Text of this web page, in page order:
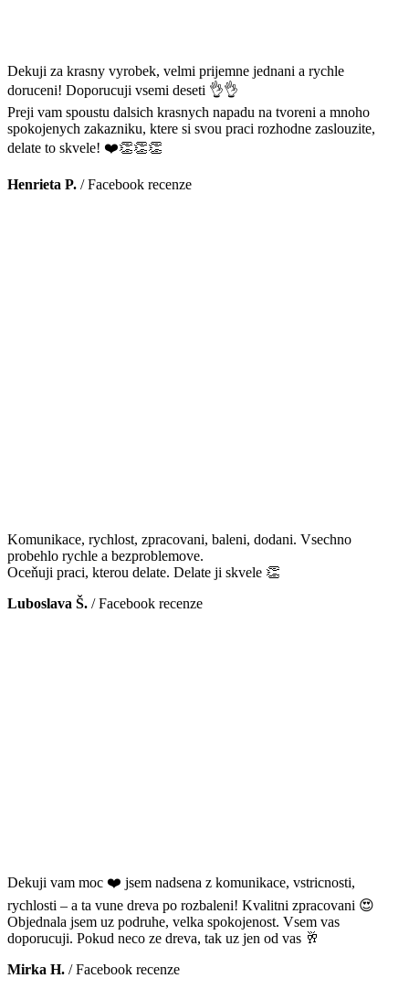
Dekuji za krasny vyrobek, velmi prijemne jednani a rychle
doruceni! Doporucuji vsemi deseti 👌👌
Preji vam spoustu dalsich krasnych napadu na tvoreni a mnoho
spokojenych zakazniku, ktere si svou praci rozhodne zaslouzite,
delate to skvele! ❤️👏👏👏
Henrieta P. /Facebook recenze
Komunikace, rychlost, zpracovani, baleni, dodani. Vsechno
probehlo rychle a bezproblemove.
Oceňuji praci, kterou delate. Delate ji skvele 👏
Luboslava Š. /Facebook recenze
Dekuji vam moc ❤️ jsem nadsena z komunikace, vstricnosti,
rychlosti – a ta vune dreva po rozbaleni! Kvalitni zpracovani 😍
Objednala jsem uz podruhe, velka spokojenost. Vsem vas
doporucuji. Pokud neco ze dreva, tak uz jen od vas 🥂
Mirka H. /Facebook recenze